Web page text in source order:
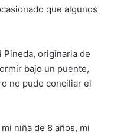
que algunos
Pineda, originaria de
bajo un puente,
no pudo conciliar el
niña de 8 años, mi